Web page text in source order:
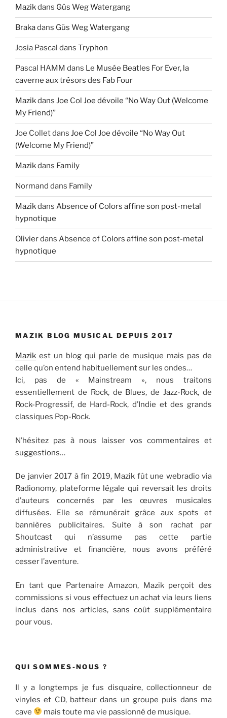
Mazikdans Güs Weg Watergang
Brakadans Güs Weg Watergang
Josia Pascal dans Tryphon
Pascal HAMM dans Le Musée Beatles For Ever, la
caverne aux trésors des Fab Four
Mazikdans Joe Col Joe dévoile “No Way Out (Welcome
My Friend)”
Joe Colletdans Joe Col Joe dévoile “No Way Out
(Welcome My Friend)”
Mazikdans Family
Normand dans Family
Mazikdans Absence of Colors affine son post-metal
hypnotique
Olivierdans Absence of Colors affine son post-metal
hypnotique
MAZIK BLOG MUSICAL DEPUIS 2017
Mazik est un blog qui parle de musique mais pas de
celle qu’on entend habituellement sur les ondes…
Ici, pas de « Mainstream », nous traitons
essentiellement de Rock, de Blues, de Jazz-Rock, de
Rock-Progressif, de Hard-Rock, d’Indie et des grands
classiques Pop-Rock.
N’hésitez pas à nous laisser vos commentaires et
suggestions…
De janvier 2017 à fin 2019, Mazik fût une webradio via
Radionomy, plateforme légale qui reversait les droits
d’auteurs concernés par les œuvres musicales
diffusées. Elle se rémunérait grâce aux spots et
bannières publicitaires. Suite à son rachat par
Shoutcast qui n’assume pas cette partie
administrative et financière, nous avons préféré
cesser l’aventure.
En tant que Partenaire Amazon, Mazik perçoit des
commissions si vous effectuez un achat via leurs liens
inclus dans nos articles, sans coût supplémentaire
pour vous.
QUI SOMMES-NOUS ?
Il y a longtemps je fus disquaire, collectionneur de
vinyles et CD, batteur dans un groupe puis dans ma
cave
mais toute ma vie passionné de musique.